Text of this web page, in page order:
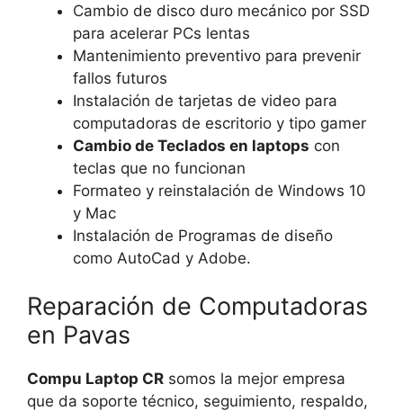
Cambio de disco duro mecánico por SSD
para acelerar PCs lentas
Mantenimiento preventivo para prevenir
fallos futuros
Instalación de tarjetas de video para
computadoras de escritorio y tipo gamer
Cambio de Teclados en laptops con
teclas que no funcionan
Formateo y reinstalación de Windows 10
y Mac
Instalación de Programas de diseño
como AutoCad y Adobe.
Reparación de Computadoras
en Pavas
Compu Laptop CR somos la mejor empresa
que da soporte técnico, seguimiento, respaldo,